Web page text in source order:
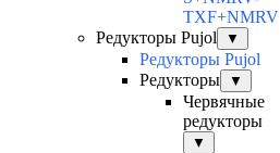
TXF+NMRV
Редукторы Pujol
▼
Редукторы Pujol
Редукторы
▼
Червячные
редукторы
▼